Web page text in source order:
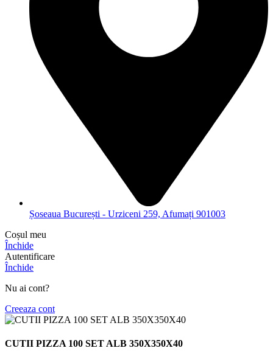
Șoseaua București - Urziceni 259, Afumați 901003
Coșul meu
Închide
Autentificare
Închide
Nu ai cont?
Creeaza cont
CUTII PIZZA 100 SET ALB 350X350X40